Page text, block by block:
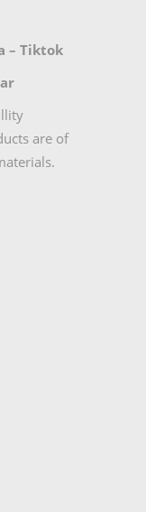
– Tiktok
are of